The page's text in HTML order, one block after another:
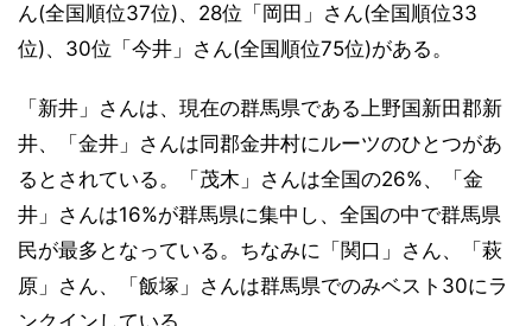
ん(全国順位37位)、28位「岡田」さん(全国順位33
位)、30位「今井」さん(全国順位75位)がある。
「新井」さんは、現在の群馬県である上野国新田郡新
井、「金井」さんは同郡金井村にルーツのひとつがあ
るとされている。「茂木」さんは全国の26%、「金
井」さんは16%が群馬県に集中し、全国の中で群馬県
民が最多となっている。ちなみに「関口」さん、「萩
原」さん、「飯塚」さんは群馬県でのみベスト30にラ
ンクインしている。